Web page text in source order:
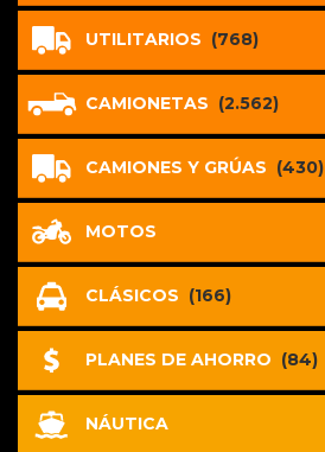
UTILITARIOS (768)
CAMIONETAS (2.562)
CAMIONES Y GRÚAS (430)
MOTOS
CLÁSICOS (166)
PLANES DE AHORRO (84)
NÁUTICA